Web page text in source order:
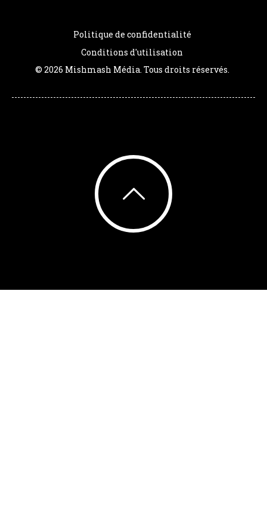
Politique de confidentialité
Conditions d'utilisation
© 2026 Mishmash Média. Tous droits réservés.